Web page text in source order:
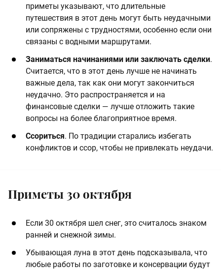
приметы указывают, что длительные
путешествия в этот день могут быть неудачными
или сопряжены с трудностями, особенно если они
связаны с водными маршрутами.
Заниматься начинаниями или заключать сделки.
Считается, что в этот день лучше не начинать
важные дела, так как они могут закончиться
неудачно. Это распространяется и на
финансовые сделки — лучше отложить такие
вопросы на более благоприятное время​.
Ссориться. По традиции старались избегать
конфликтов и ссор, чтобы не привлекать неудачи.
Приметы 30 октября
Если 30 октября шел снег, это считалось знаком
ранней и снежной зимы.
Убывающая луна в этот день подсказывала, что
любые работы по заготовке и консервации будут